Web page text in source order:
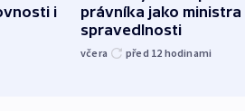
i
právníka jako ministra
spravedlnosti
včera před 12 hodinami